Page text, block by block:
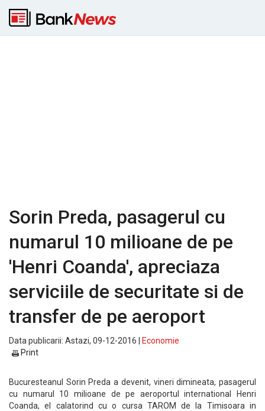
Sorin Preda, pasagerul cu
numarul 10 milioane de pe
'Henri Coanda', apreciaza
serviciile de securitate si de
transfer de pe aeroport
Data publicarii: Astazi, 09-12-2016 |
Economie
Print
Bucuresteanul Sorin Preda a devenit, vineri dimineata, pasagerul
cu numarul 10 milioane de pe aeroportul international Henri
Coanda, el calatorind cu o cursa TAROM de la Timisoara in